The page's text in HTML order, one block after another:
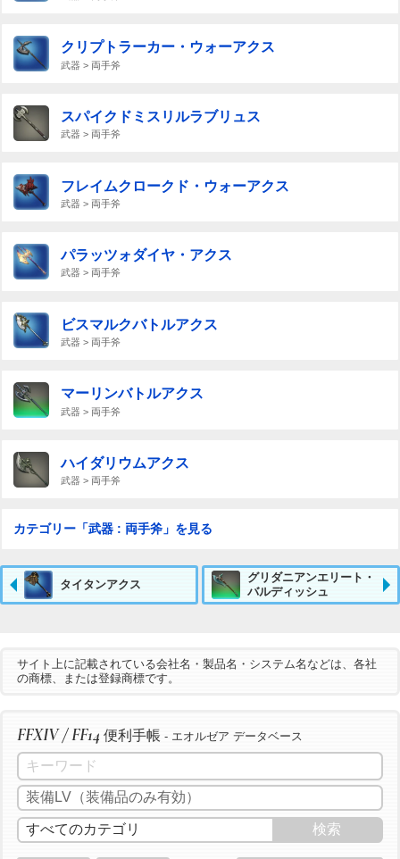
クリプトラーカー・ウォーアクス
武器 > 両手斧
スパイクドミスリルラブリュス
武器 > 両手斧
フレイムクロークド・ウォーアクス
武器 > 両手斧
パラッツォダイヤ・アクス
武器 > 両手斧
ビスマルクバトルアクス
武器 > 両手斧
マーリンバトルアクス
武器 > 両手斧
ハイダリウムアクス
武器 > 両手斧
カテゴリー「武器 : 両手斧」を見る
タイタンアクス
グリダニアンエリート・
バルディッシュ
サイト上に記載されている会社名・製品名・システム名などは、各社
の商標、または登録商標です。
FFXIV / FF14 便利手帳 - エオルゼア データベース